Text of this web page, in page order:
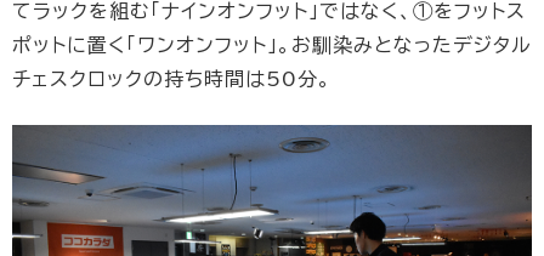
てラックを組む「ナインオンフット」ではなく、①をフットス
ポットに置く「ワンオンフット」。お馴染みとなったデジタル
チェスクロックの持ち時間は50分。